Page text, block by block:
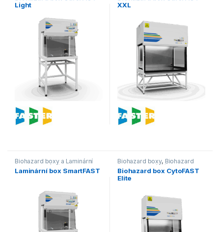
Light
XXL
Biohazard boxy a Laminární
, Laminární boxy
Laminární box SmartFAST
Biohazard boxy, Biohazard
boxy a Laminární boxy
Biohazard box CytoFAST
Elite